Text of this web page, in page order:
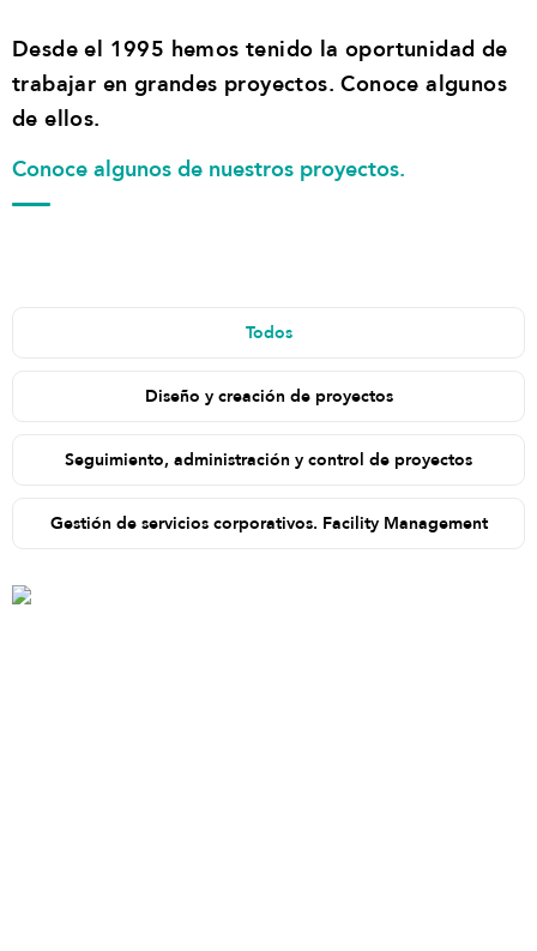
Desde el 1995 hemos tenido la oportunidad de
trabajar en grandes proyectos. Conoce algunos
de ellos.
Conoce algunos de nuestros proyectos.
Todos
Diseño y creación de proyectos
Seguimiento, administración y control de proyectos
Gestión de servicios corporativos. Facility Management